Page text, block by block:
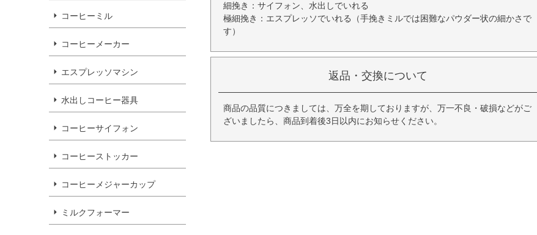
コーヒーミル
コーヒーメーカー
エスプレッソマシン
水出しコーヒー器具
コーヒーサイフォン
コーヒーストッカー
コーヒーメジャーカップ
ミルクフォーマー
細挽き：サイフォン、水出しでいれる
極細挽き：エスプレッソでいれる（手挽きミルでは困難なパウダー状の細かさで
す）
返品・交換について
商品の品質につきましては、万全を期しておりますが、万一不良・破損などがご
ざいましたら、商品到着後3日以内にお知らせください。